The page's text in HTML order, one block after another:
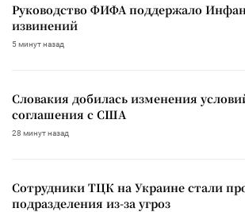
Руководство ФИФА поддержало
извинений
5 минут назад
Словакия добилась изменения
соглашения с США
28 минут назад
Сотрудники ТЦК на Украине стали
подразделения из-за угроз